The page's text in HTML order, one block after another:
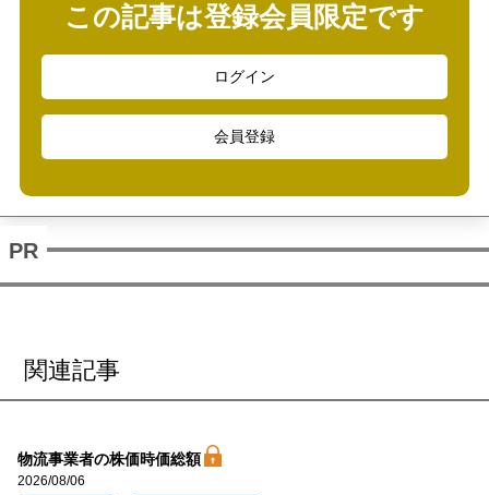
この記事は登録会員限定です
ログイン
会員登録
関連記事
物流事業者の株価時価総額
2026/08/06